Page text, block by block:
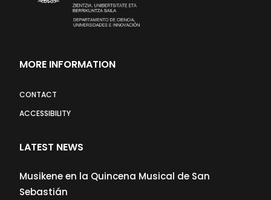
MORE INFORMATION
CONTACT
ACCESSIBILITY
LATEST NEWS
Musikene en la Quincena Musical de San
Sebastián